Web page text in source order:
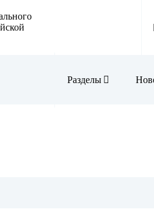
Разделы